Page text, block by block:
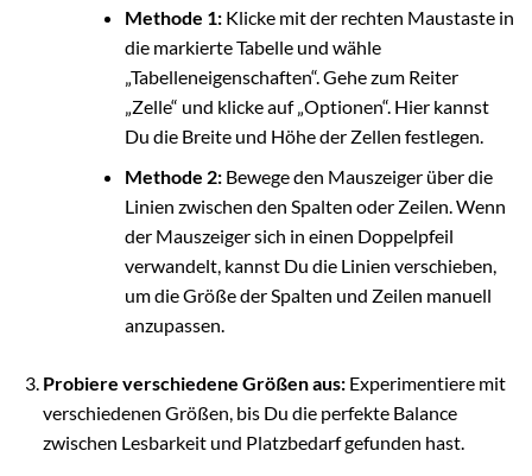
Methode 1:Klicke mit der rechten Maustaste in
die markierte Tabelle und wähle
„Tabelleneigenschaften“. Gehe zum Reiter
„Zelle“ und klicke auf „Optionen“. Hier kannst
Du die Breite und Höhe der Zellen festlegen.
Methode 2:Bewege den Mauszeiger über die
Linien zwischen den Spalten oder Zeilen. Wenn
der Mauszeiger sich in einen Doppelpfeil
verwandelt, kannst Du die Linien verschieben,
um die Größe der Spalten und Zeilen manuell
anzupassen.
Probiere verschiedene Größen aus:Experimentiere mit
verschiedenen Größen, bis Du die perfekte Balance
zwischen Lesbarkeit und Platzbedarf gefunden hast.